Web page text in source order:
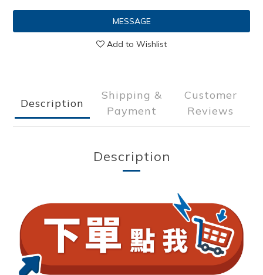
MESSAGE
Add to Wishlist
Description
Shipping &
Payment
Customer
Reviews
Description